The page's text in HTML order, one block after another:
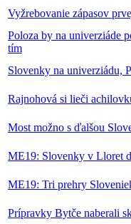
Vyžrebovanie zápasov
Poloza by na univerziáde
tím
Slovenky na univerziádu,
Rajnohová si lieči
Most možno s ďalšou
ME19: Slovenky v Lloret
ME19: Tri prehry
Prípravky Bytče naberali